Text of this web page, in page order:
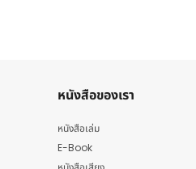
หนังสือของเรา
หนังสือเล่ม
E-Book